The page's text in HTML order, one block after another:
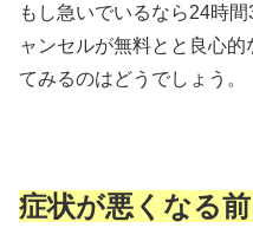
もし急いでいるなら24時
ャンセルが無料とと良心
てみるのはどうでしょう。
症状が悪くなる